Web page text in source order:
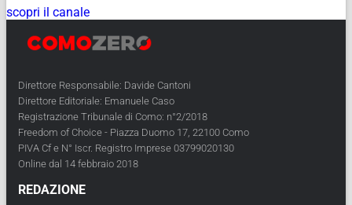
scopri il canale
Direttore Responsabile: Davide Cantoni
Direttore Editoriale: Emanuele Caso
Registrazione Tribunale di Como: n°2/2018
Freedom of Choice - Piazza Duomo 17, 22100 Como
PIVA Cf e N° Iscr. Registro Imprese 03799020130
Online dal 14 febbraio 2018
REDAZIONE